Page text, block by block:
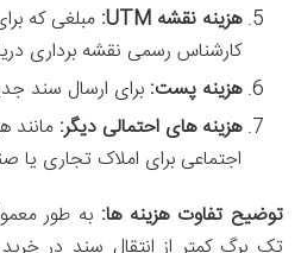
هزینه نقشه UTM:
مبلغی که
کارشناس رسمی نقشه برداری
هزینه پست: برای ارسال سند
هزینه های احتمالی دیگر: مانند
اجتماعی برای املاک تجاری یا
توضیح تفاوت هزینه ها: به طور